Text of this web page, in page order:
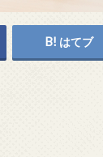
はてブ